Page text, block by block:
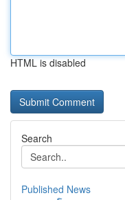
HTML is disabled
Search
Published News